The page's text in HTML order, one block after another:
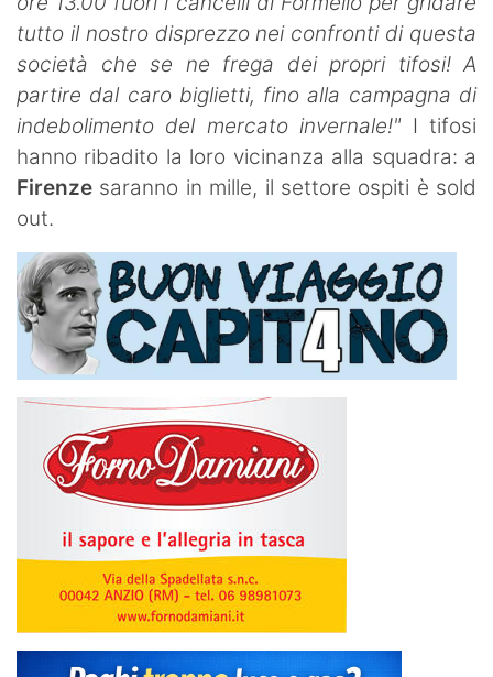
tutto il nostro disprezzo nei confronti di questa
società che se ne frega dei propri tifosi! A
partire dal caro biglietti, fino alla campagna di
indebolimento del mercato invernale!" I tifosi
hanno ribadito la loro vicinanza alla squadra: a
Firenze saranno in mille, il settore ospiti è sold
out.